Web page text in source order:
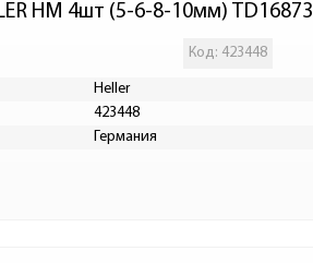
HM 4шт (5-6-8-10мм) TD16873
Код: 423448
Heller
423448
Германия